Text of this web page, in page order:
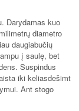
Darydamas kuo
diametro
daugiabučių
į saulę, bet
Suspindus
iki keliasdešimt
Ant stogo